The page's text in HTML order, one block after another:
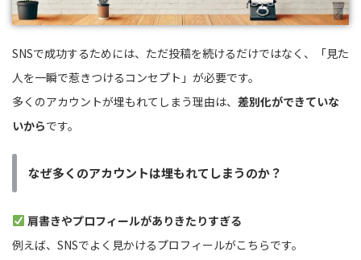
SNSで成功するためには、ただ投稿を続けるだけではなく、「見た
人を一瞬で惹きつけるコンセプト」が必要です。
多くのアカウントが埋もれてしまう理由は、 差別化ができていな
いからです。
なぜ多くのアカウントは埋もれてしまうのか？
肩書きやプロフィールがありきたりすぎる
例えば、SNSでよく見かけるプロフィールがこちらです。